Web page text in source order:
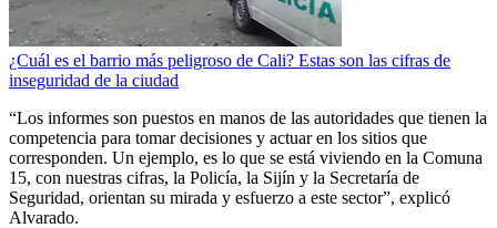
¿Cuál es el barrio más peligroso de Cali? Estas son las cifras de
inseguridad de la ciudad
“Los informes son puestos en manos de las autoridades que tienen la
competencia para tomar decisiones y actuar en los sitios que
corresponden. Un ejemplo, es lo que se está viviendo en la Comuna
15, con nuestras cifras, la Policía, la Sijín y la Secretaría de
Seguridad, orientan su mirada y esfuerzo a este sector”, explicó
Alvarado.